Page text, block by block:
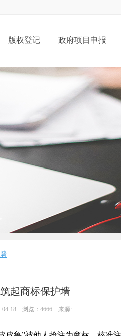
版权登记 政府项目申报
起商标保护墙
04-18 浏览：4666 来源: